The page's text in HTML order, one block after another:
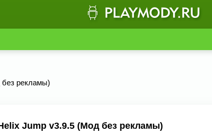
рекламы)
Jump v3.9.5 (Мод без рекламы)